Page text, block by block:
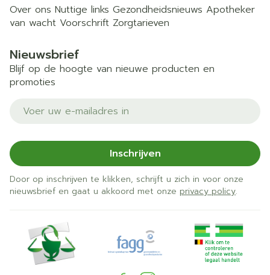
Over ons Nuttige links Gezondheidsnieuws Apotheker
van wacht Voorschrift Zorgtarieven
Nieuwsbrief
Blijf op de hoogte van nieuwe producten en
promoties
E-mail adres
Inschrijven
Door op inschrijven te klikken, schrijft u zich in voor onze
nieuwsbrief en gaat u akkoord met onze privacy policy.